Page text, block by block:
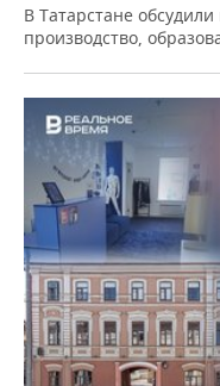
В Татарстане
производство,